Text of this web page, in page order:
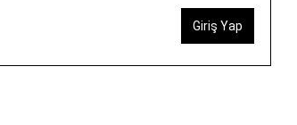
Giriş Yap